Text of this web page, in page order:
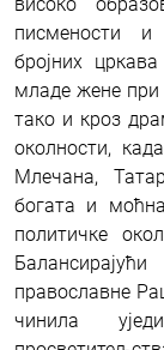
писмености и
бројних
младе жене
тако и кроз
околности,
Млечана,
богата и
политичке
православне
чинила